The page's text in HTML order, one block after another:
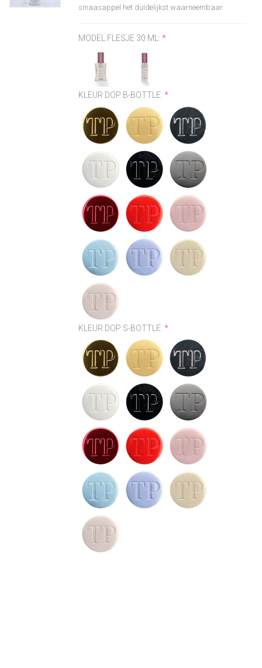
sinaasappel het duidelijkst waarneembaar.
MODEL FLESJE 30 ML:*
KLEUR DOP B-BOTTLE:*
KLEUR DOP S-BOTTLE:*